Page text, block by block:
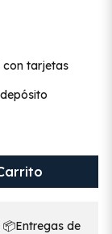
con tarjetas
📦Entregas de